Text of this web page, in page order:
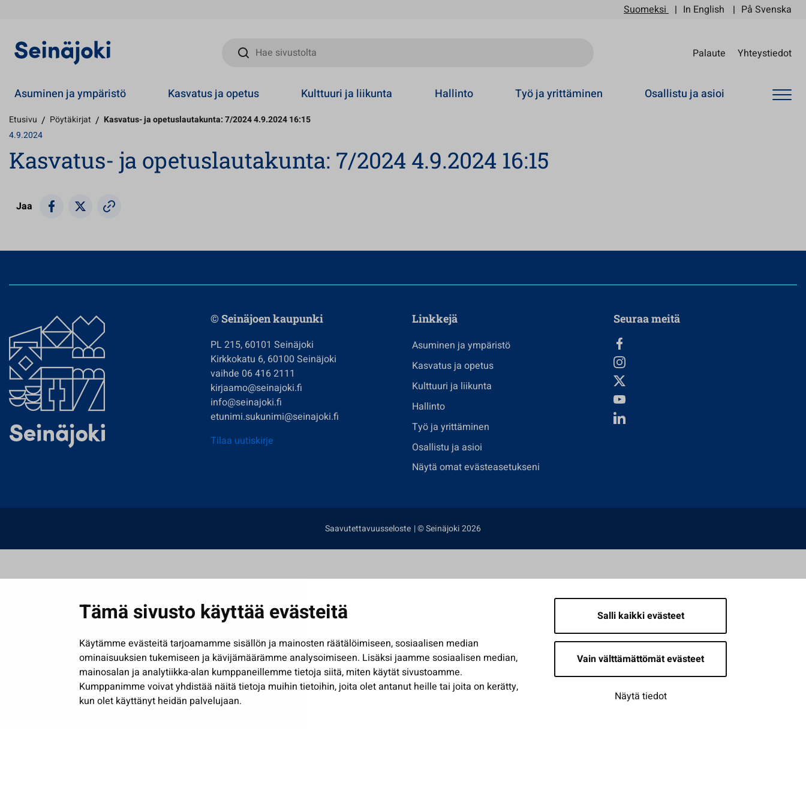
Tämä sivusto käyttää evästeitä
Käytämme evästeitä tarjoamamme sisällön ja mainosten räätälöimiseen, sosiaalisen median
ominaisuuksien tukemiseen ja kävijämäärämme analysoimiseen. Lisäksi jaamme sosiaalisen median,
mainosalan ja analytiikka-alan kumppaneillemme tietoja siitä, miten käytät sivustoamme.
Kumppanimme voivat yhdistää näitä tietoja muihin tietoihin, joita olet antanut heille tai joita on kerätty,
kun olet käyttänyt heidän palvelujaan.
Salli kaikki evästeet
Vain välttämättömät evästeet
Näytä tiedot
Suomeksi In English På Svenska
Hae sivustolta
Palaute Yhteystiedot
Asuminen ja ympäristö Kasvatus ja opetus Kulttuuri ja liikunta Hallinto Työ ja yrittäminen Osallistu ja asioi
Etusivu / Pöytäkirjat / Kasvatus- ja opetuslautakunta: 7/2024 4.9.2024 16:15
4.9.2024
Kasvatus- ja opetuslautakunta: 7/2024 4.9.2024 16:15
Jaa
© Seinäjoen kaupunki
PL 215, 60101 Seinäjoki
Kirkkokatu 6, 60100 Seinäjoki
vaihde 06 416 2111
kirjaamo@seinajoki.fi
info@seinajoki.fi
etunimi.sukunimi@seinajoki.fi
Tilaa uutiskirje
Linkkejä
Asuminen ja ympäristö
Kasvatus ja opetus
Kulttuuri ja liikunta
Hallinto
Työ ja yrittäminen
Osallistu ja asioi
Näytä omat evästeasetukseni
Seuraa meitä
Saavutettavuusseloste | © Seinäjoki 2026